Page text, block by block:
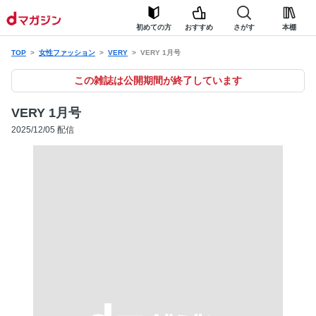
初めての方 おすすめ さがす 本棚
TOP 女性ファッション VERY VERY 1月号
この雑誌は公開期間が終了しています
VERY 1月号
2025/12/05 配信